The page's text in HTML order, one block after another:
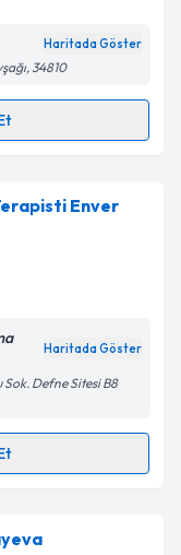
ilişkinAydınlatma
Haritada Göster
34810
takvimi talebi
almanız için bir
Enver
Haritada Göster
Sok. Defne Sitesi B8
Balcı